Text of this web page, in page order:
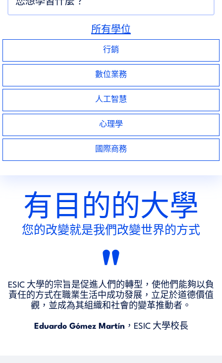
行銷
數位業務
人工智慧
心理學
國際商務
所有學位
有目的的大學
您的改變就是我們改變世界的方式
"
ESIC 大學的宗旨是促進人們的轉型，使他們能夠以負
責任的方式在職業生活中成功發展，立足於道德價值
觀，並成為其組織和社會的變革推動者。
Eduardo Gómez Martín ，ESIC 大學校長